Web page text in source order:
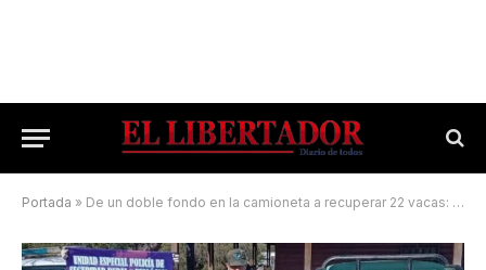
Portada » De un doble fondo en la camioneta a recuperar 22 vacas: un operativo clave contra el abigeato